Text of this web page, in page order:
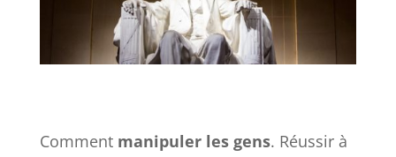
Comment manipuler les gens. Réussir à